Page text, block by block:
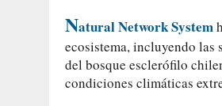
Natural Network System
ecosistema, incluyendo las
del bosque esclerófilo
condiciones climáticas